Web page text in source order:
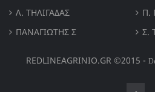
Λ. ΤΗΛΙΓΑΔΑΣ
Π.
ΠΑΝΑΓΙΏΤΗΣ Σ
Σ.
REDLINEAGRINIO.GR ©2015 -